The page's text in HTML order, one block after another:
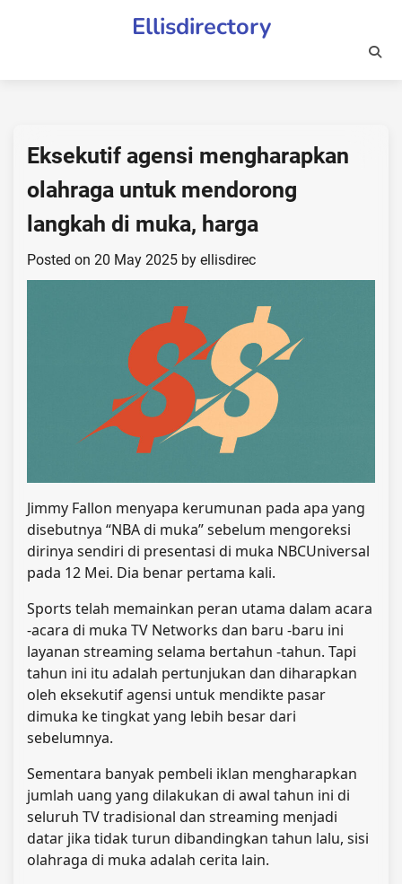
Ellisdirectory
Eksekutif agensi mengharapkan
olahraga untuk mendorong
langkah di muka, harga
Posted on 20 May 2025 by ellisdirec
Jimmy Fallon menyapa kerumunan pada apa yang
disebutnya “NBA di muka” sebelum mengoreksi
dirinya sendiri di presentasi di muka NBCUniversal
pada 12 Mei. Dia benar pertama kali.
Sports telah memainkan peran utama dalam acara
-acara di muka TV Networks dan baru -baru ini
layanan streaming selama bertahun -tahun. Tapi
tahun ini itu adalah pertunjukan dan diharapkan
oleh eksekutif agensi untuk mendikte pasar
dimuka ke tingkat yang lebih besar dari
sebelumnya.
Sementara banyak pembeli iklan mengharapkan
jumlah uang yang dilakukan di awal tahun ini di
seluruh TV tradisional dan streaming menjadi
datar jika tidak turun dibandingkan tahun lalu, sisi
olahraga di muka adalah cerita lain.